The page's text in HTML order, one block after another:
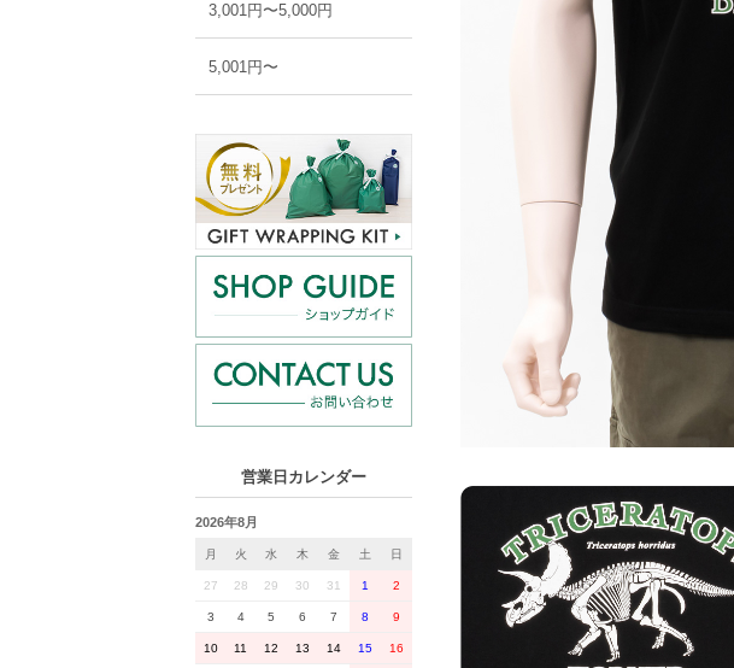
3,001円〜5,000円
5,001円〜
営業日カレンダー
2026年8月
月 火 水 木 金 土 日
27 28 29 30 31 1 2
3 4 5 6 7 8 9
10 11 12 13 14 15 16